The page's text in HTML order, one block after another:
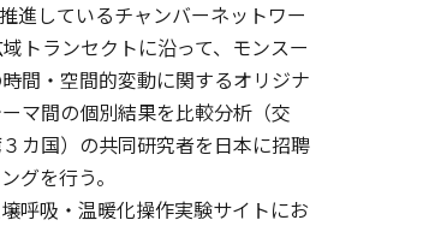
進しているチャンバーネットワー
トランセクトに沿って、モンスー
間・空間的変動に関するオリジナ
マ間の個別結果を比較分析（交
カ国）の共同研究者を日本に招聘
グを行う。
呼吸・温暖化操作実験サイトにお